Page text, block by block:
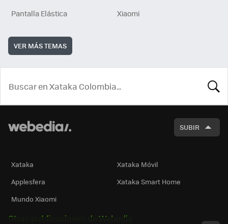
Pantalla Elástica
Xiaomi
VER MÁS TEMAS
SUBIR
Xataka
Xataka Móvil
Applesfera
Xataka Smart Home
Mundo Xiaomi
Otras publicaciones de Webedia